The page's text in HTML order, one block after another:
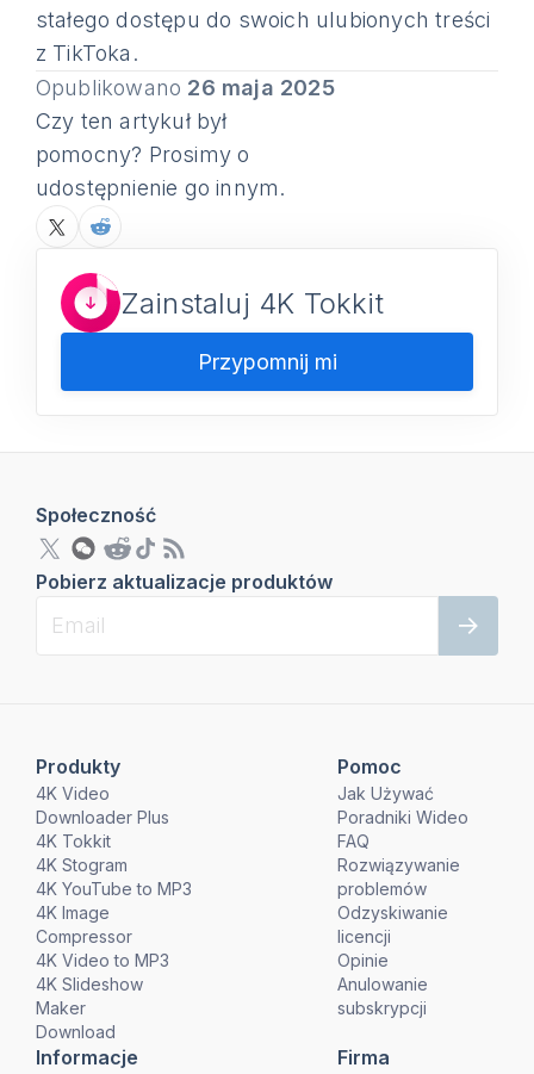
stałego dostępu do swoich ulubionych treści
z TikToka.
Opublikowano 26 maja 2025
Czy ten artykuł był
pomocny? Prosimy o
udostępnienie go innym.
Zainstaluj 4K Tokkit
Przypomnij mi
Produkty
4K Video
Downloader Plus
4K Tokkit
4K Stogram
4K YouTube to MP3
4K Image
Compressor
4K Video to MP3
4K Slideshow
Maker
Download
Pomoc
Jak Używać
Poradniki Wideo
FAQ
Rozwiązywanie
problemów
Odzyskiwanie
licencji
Opinie
Anulowanie
subskrypcji
Informacje Firma
Społeczność
Pobierz aktualizacje produktów